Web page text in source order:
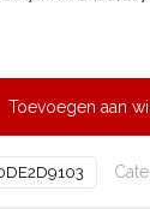
Toevoegen aan